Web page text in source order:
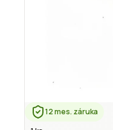
12 mes. záruka